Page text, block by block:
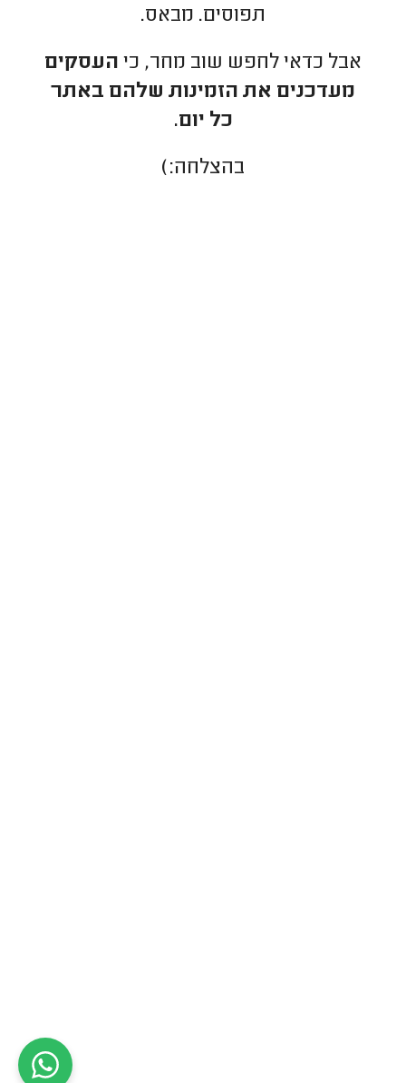
תפוסים. מבאס.
אבל כדאי לחפש שוב מחר, כי העסקים
מעדכנים את הזמינות שלהם באתר
כל יום.
בהצלחה:)